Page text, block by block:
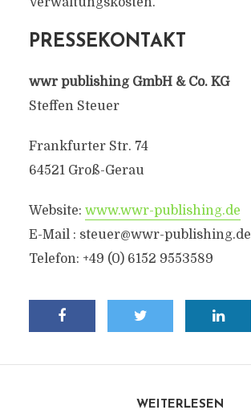
PRESSEKONTAKT
wwr publishing GmbH & Co. KG
Steffen Steuer
Frankfurter Str. 74
64521 Groß-Gerau
Website: www.wwr-publishing.de
E-Mail : steuer@wwr-publishing.de
Telefon: +49 (0) 6152 9553589
WEITERLESEN